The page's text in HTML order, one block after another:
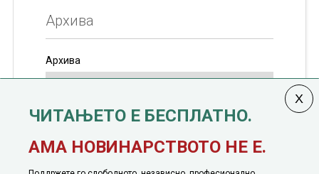
Архива
Архива
јануари, 1991 година
ЧИТАЊЕТО Е БЕСПЛАТНО.
АМА НОВИНАРСТВОТО НЕ Е.